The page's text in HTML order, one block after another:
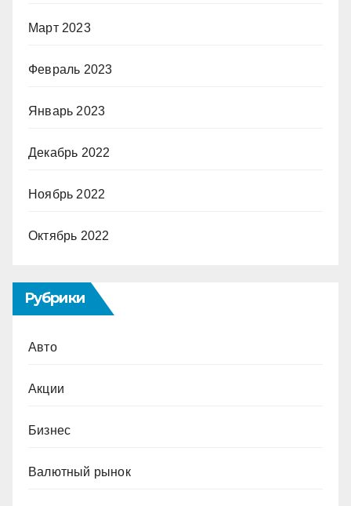
Март 2023
Февраль 2023
Январь 2023
Декабрь 2022
Ноябрь 2022
Октябрь 2022
Рубрики
Авто
Акции
Бизнес
Валютный рынок